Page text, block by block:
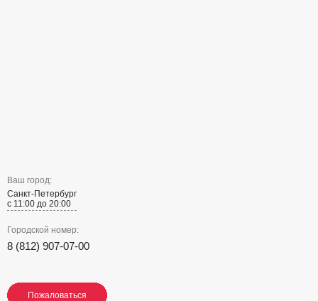
Ваш город:
Санкт-Петербург
с 11:00 до 20:00
Городской номер:
8 (812) 907-07-00
Пожаловаться
Пожаловаться
Пожаловаться